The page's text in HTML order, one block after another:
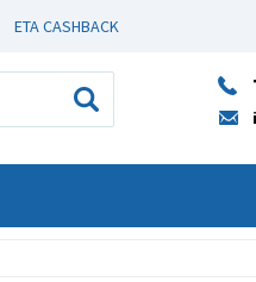
ETA CASHBACK